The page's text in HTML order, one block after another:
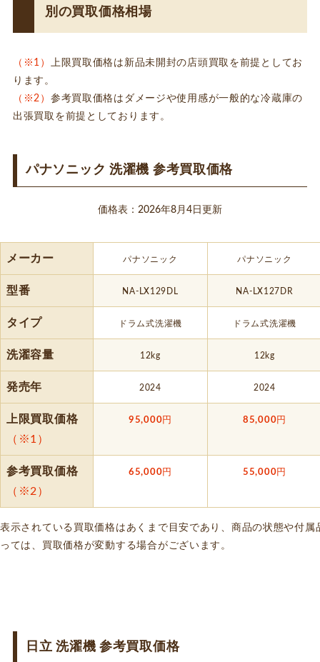
別の買取価格相場
（※1） 上限買取価格は新品未開封の店頭買取を前提としてお
ります。
（※2） 参考買取価格はダメージや使用感が一般的な冷蔵庫の
出張買取を前提としております。
パナソニック 洗濯機 参考買取価格
価格表：2026年8月4日更新
メーカー パナソニック パナソニック
型番 NA-LX129DL NA-LX127DR
タイプ ドラム式洗濯機 ドラム式洗濯機
洗濯容量 12kg 12kg
発売年 2024 2024
上限買取価格
（※1）
95,000円 85,000円
参考買取価格
（※2）
65,000円 55,000円
表示されている買取価格はあくまで目安であり、商品の状態や付属
っては、買取価格が変動する場合がございます。
日立 洗濯機 参考買取価格